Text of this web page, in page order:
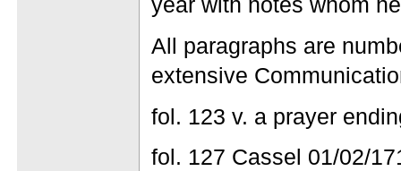
All paragraphs are
extensive
fol. 123 v. a prayer
fol. 127 Cassel 01/02/